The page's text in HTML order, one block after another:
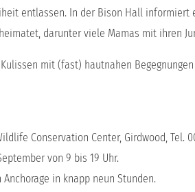
entlassen. In der Bison Hall informiert
darunter viele Mamas mit ihren
mit (fast) hautnahen
Conservation Center, Girdwood, Tel.
von 9 bis 19 Uhr.
in knapp neun Stunden.